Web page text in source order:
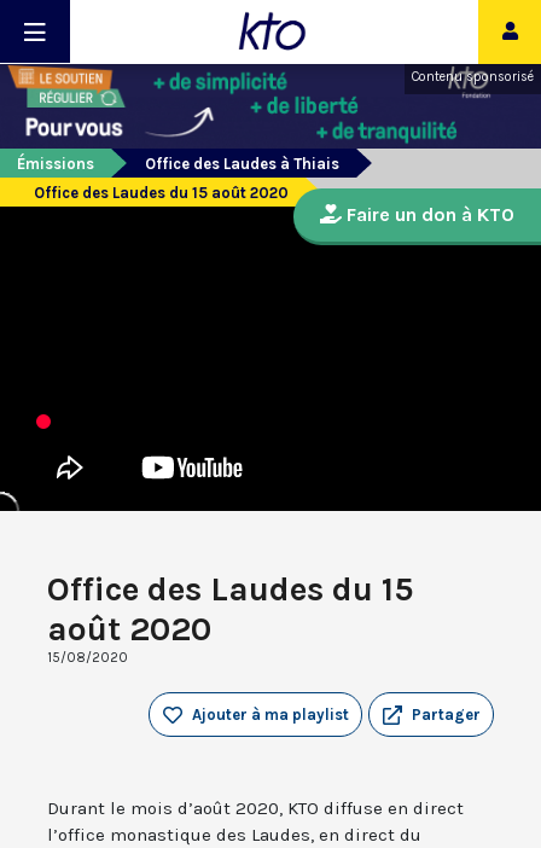
Contenu sponsorisé
Émissions
Office des Laudes à Thiais
Office des Laudes du 15 août 2020
Office des Laudes du 15
août 2020
15/08/2020
Partager
Ajouter à ma playlist
Durant le mois d’août 2020, KTO diffuse en direct
l’office monastique des Laudes, en direct du
Faire un don à KTO